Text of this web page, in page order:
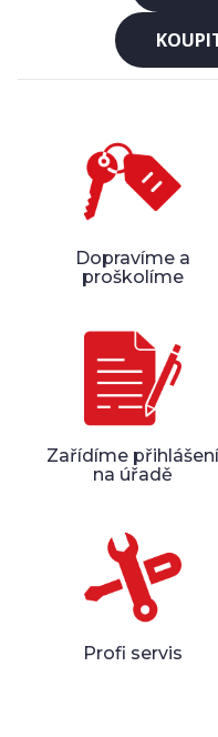
Dopravíme a
proškolíme
Zařídíme přihlášení
na úřadě
Profi servis